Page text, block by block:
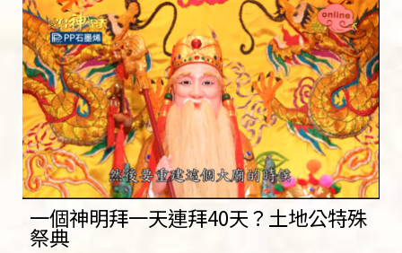
一個神明拜一天連拜40天？土地公特殊
祭典